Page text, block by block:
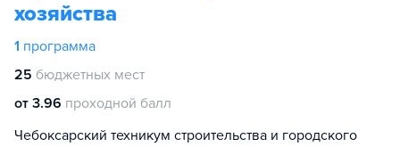
хозяйства
1 программа
25 бюджетных мест
от 3.96 проходной балл
Чебоксарский техникум строительства и городского